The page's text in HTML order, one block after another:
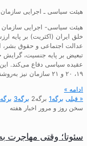
هیئت سیاسی ـ اجرایی سازمان
هیئت سیاسی- اجرایی سازمان
خلق ایران (اکثریت) بر پایه
عدالت اجتماعی و حقوق بشر،
تبعیض بر پایه جنسیت،
عقیده سیاسی دفاع می‌کند.
۱۹، ۲۰ و ۲۱ سازمان نیز به‌روشنی بازتاب یافته است.
ادامه »
« قبلی برگه1 برگه2 برگه3 برگه
سخن روز و مرور اخبار هفته
سئوتا؛ وقتی مهاجرت